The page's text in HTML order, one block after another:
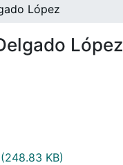
López
López
(248.83 KB)